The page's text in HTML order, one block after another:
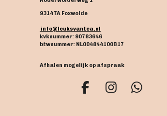
9314TA Foxwolde
info@leuksvantea.nl
kvknummer: 90783646
btwnummer: NL004844100B17
Afhalen mogelijk op afspraak
F
I
W